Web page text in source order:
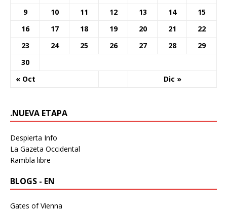
« Oct Dic »
9
10 11 12 13 14
15
16
17 18 19 20 21
22
23
24 25 26 27 28
29
30
.NUEVA ETAPA
Despierta Info
La Gazeta Occidental
Rambla libre
BLOGS - EN
Gates of Vienna